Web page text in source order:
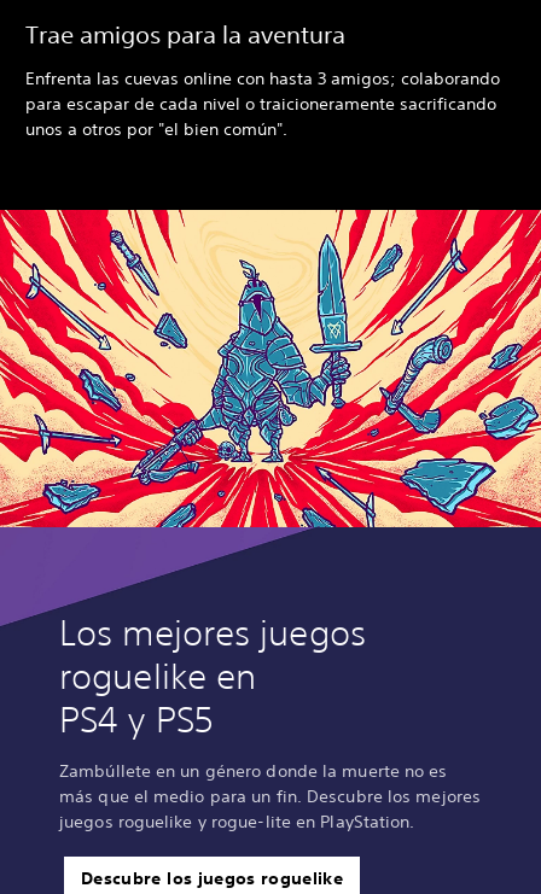
Trae amigos para la aventura
Enfrenta las cuevas online con hasta 3 amigos; colaborando
para escapar de cada nivel o traicioneramente sacrificando
unos a otros por "el bien común".
Los mejores juegos
roguelike en
PS4 y PS5
Zambúllete en un género donde la muerte no es
más que el medio para un fin. Descubre los mejores
juegos roguelike y rogue-lite en PlayStation.
Descubre los juegos roguelike